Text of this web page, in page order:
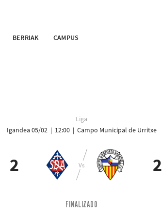
BERRIAK CAMPUS
Liga
Igandea 05/02 | 12:00 | Campo Municipal de Urritxe
2 2
FINALIZADO